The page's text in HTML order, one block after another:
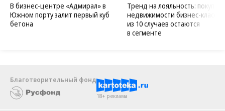
В бизнес-центре «Адмирал» в
Южном порту залит первый куб
бетона
Тренд на лояльность:
недвижимости бизнес-класса
из 10 случаев остаются
в сегменте
Благотворительный фонд
18+ реклама